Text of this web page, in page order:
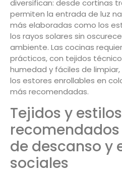
diversifican: desde cortinas
permiten la entrada de luz
más elaboradas como los
los rayos solares sin
ambiente. Las cocinas
prácticos, con tejidos
humedad y fáciles de
los estores enrollables en
más recomendadas.
Tejidos y estilos
de descanso y
sociales